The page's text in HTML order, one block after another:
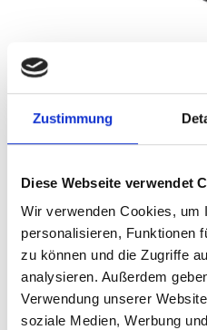
Zustimmung
Diese Webseite verwendet
Wir verwenden Cookies, um
personalisieren, Funktionen
zu können und die Zugriffe
analysieren. Außerdem
Verwendung unserer
soziale Medien, Werbung
SUPERMICRO
Supermicro
Produktnummer:
AS-CBL-
EAN:
Hersteller-Nr.:
CBL-
Hersteller: